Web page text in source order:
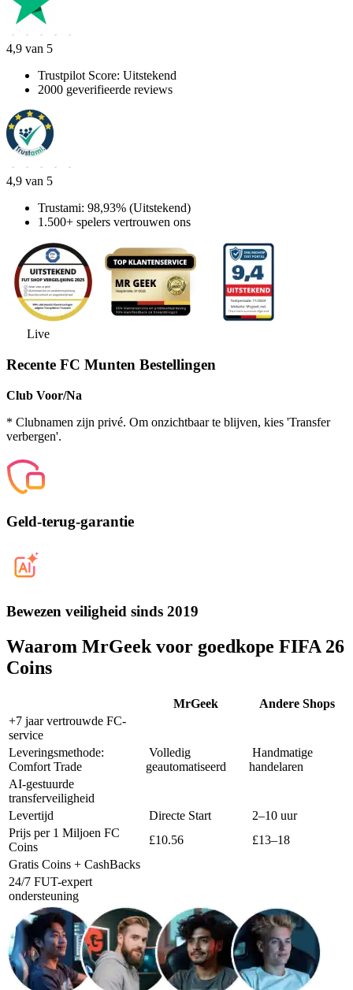
4,9 van 5
Trustpilot Score: Uitstekend
2000 geverifieerde reviews
4,9 van 5
Trustami: 98,93% (Uitstekend)
1.500+ spelers vertrouwen ons
Live
Recente FC Munten Bestellingen
Club Voor/Na
* Clubnamen zijn privé. Om onzichtbaar te blijven, kies 'Transfer
verbergen'.
Geld-terug-garantie
Bewezen veiligheid sinds 2019
Waarom MrGeek voor goedkope FIFA 26
Coins
MrGeek
Andere Shops
+7 jaar vertrouwde FC-
service
Leveringsmethode:
Comfort Trade
Volledig
geautomatiseerd
Handmatige
handelaren
AI-gestuurde
transferveiligheid
Levertijd
Directe Start
2–10 uur
Prijs per 1 Miljoen FC
Coins
£10.56
£13–18
Gratis Coins + CashBacks
24/7 FUT-expert
ondersteuning